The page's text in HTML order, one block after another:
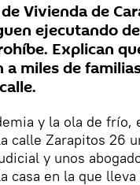
Vivienda de
ejecutando
Explican
a miles de
y la ola de frío,
calle Zarapitos 26
y unos
casa en la que